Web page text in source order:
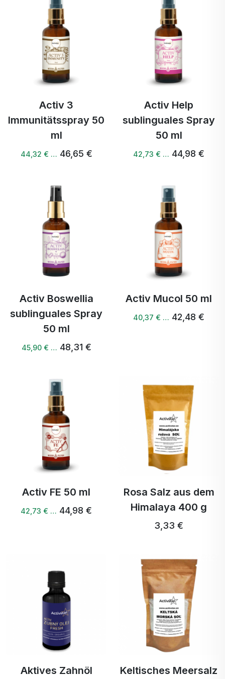
Activ 3
Immunitätsspray 50
ml
44,32 € … 46,65 €
Activ Help
sublinguales Spray
50 ml
42,73 € … 44,98 €
Activ Boswellia
sublinguales Spray
50 ml
45,90 € … 48,31 €
Activ Mucol 50 ml
40,37 € … 42,48 €
Activ FE 50 ml
42,73 € … 44,98 €
Rosa Salz aus dem
Himalaya 400 g
3,33 €
Aktives Zahnöl Keltisches Meersalz